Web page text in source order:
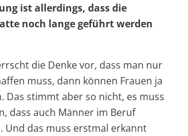
ist allerdings, dass die
noch lange geführt werden
die Denke vor, dass man nur
muss, dann können Frauen ja
Das stimmt aber so nicht, es muss
dass auch Männer im Beruf
Und das muss erstmal erkannt